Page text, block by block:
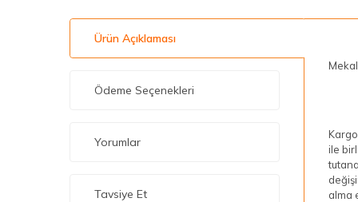
Ürün Açıklaması
Ödeme Seçenekleri
Yorumlar
Tavsiye Et
ile
alma